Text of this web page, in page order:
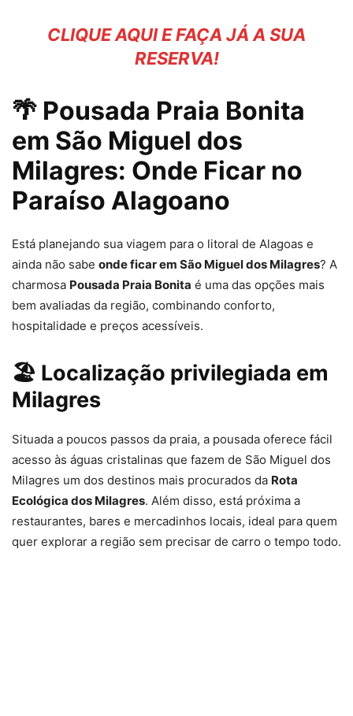
CLIQUE AQUI E FAÇA JÁ A SUA
RESERVA!
🌴 Pousada Praia Bonita
em São Miguel dos
Milagres: Onde Ficar no
Paraíso Alagoano
Está planejando sua viagem para o litoral de Alagoas e
ainda não sabe onde ficar em São Miguel dos Milagres? A
charmosa Pousada Praia Bonita é uma das opções mais
bem avaliadas da região, combinando conforto,
hospitalidade e preços acessíveis.
🏖️ Localização privilegiada em
Milagres
Situada a poucos passos da praia, a pousada oferece fácil
acesso às águas cristalinas que fazem de São Miguel dos
Milagres um dos destinos mais procurados da Rota
Ecológica dos Milagres. Além disso, está próxima a
restaurantes, bares e mercadinhos locais, ideal para quem
quer explorar a região sem precisar de carro o tempo todo.